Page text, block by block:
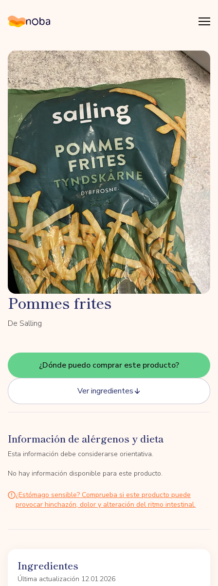
Noba
Pommes frites
De Salling
¿Dónde puedo comprar este producto?
Ver ingredientes
Información de alérgenos y dieta
Esta información debe considerarse orientativa.
No hay información disponible para este producto.
¿Estómago sensible? Comprueba si este producto puede
provocar hinchazón, dolor y alteración del ritmo intestinal.
Ingredientes
Última actualización 12.01.2026